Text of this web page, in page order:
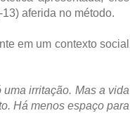
aferida no método.
em um contexto social
irritação. Mas a vida
Há menos espaço para